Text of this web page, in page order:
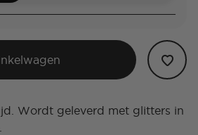
Wordt geleverd met glitters in